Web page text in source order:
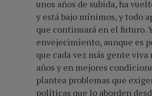
unos años de subida, ha
y está bajo mínimos, y todo
que continuará en el futuro.
envejecimiento, aunque es
que cada vez más gente viva
años y en mejores
plantea problemas que
políticas que lo aborden